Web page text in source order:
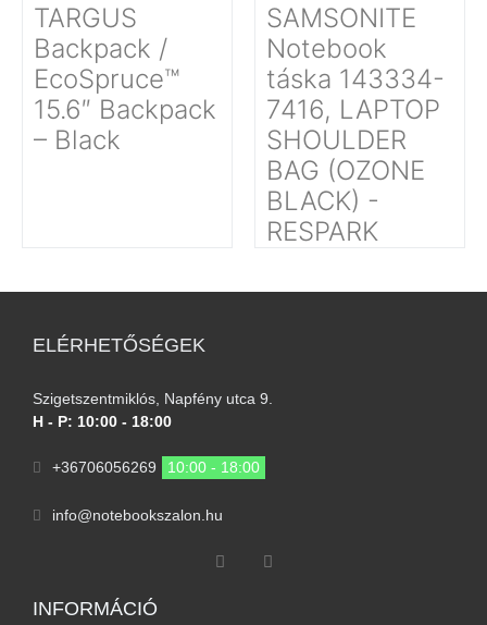
TARGUS
Backpack /
EcoSpruce™
15.6″ Backpack
– Black
SAMSONITE
Notebook
táska 143334-
7416, LAPTOP
SHOULDER
BAG (OZONE
BLACK) -
RESPARK
ELÉRHETŐSÉGEK
Szigetszentmiklós, Napfény utca 9.
H - P: 10:00 - 18:00
+36706056269 10:00 - 18:00
info@notebookszalon.hu
INFORMÁCIÓ​